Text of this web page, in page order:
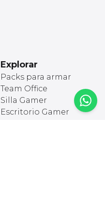
Explorar
Packs para armar
Team Office
Silla Gamer
Escritorio Gamer